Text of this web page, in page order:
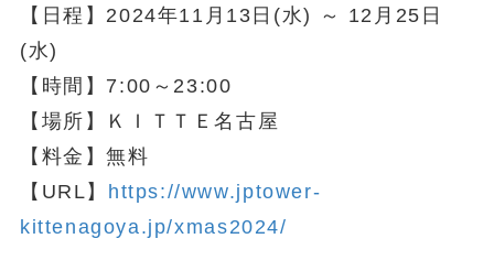
【日程】2024年11月13日(水) ～ 12月25日
(水)
【時間】7:00～23:00
【場所】ＫＩＴＴＥ名古屋
【料金】無料
【URL】 https://www.jptower-
kittenagoya.jp/xmas2024/